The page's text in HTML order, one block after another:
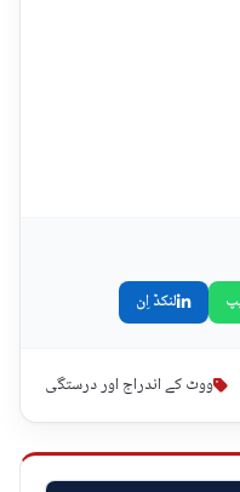
لنکڈ اِن
ووٹ کے اندراج اور درستگی